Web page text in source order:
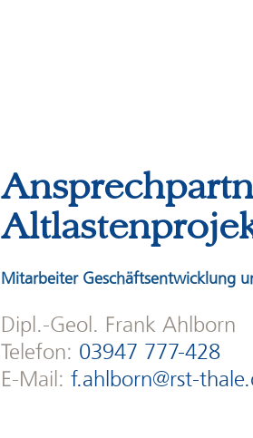
Mitarbeiter Geschäftsentwicklung
Dipl.-Geol. Frank Ahlborn
Telefon: 03947 777-428
E-Mail:f.ahlborn@rst-